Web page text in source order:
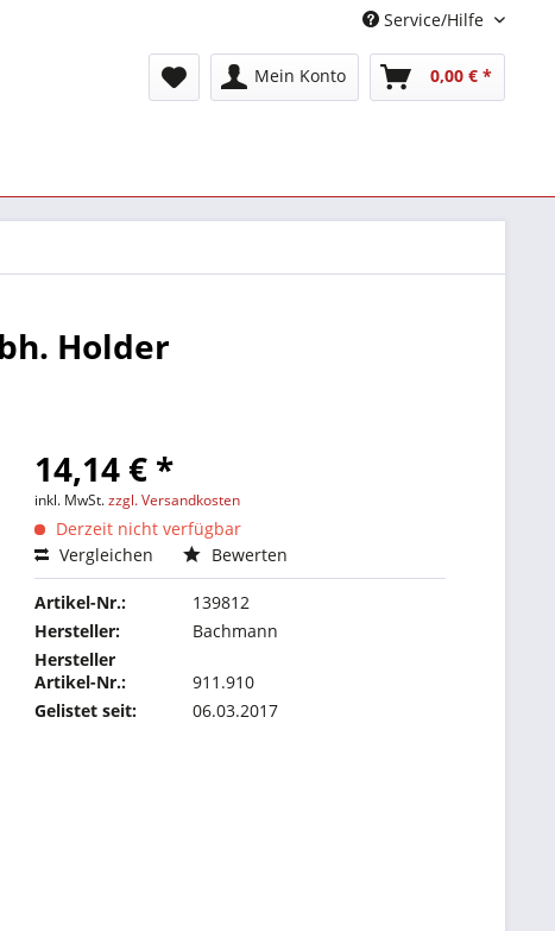
Service/Hilfe
Mein Konto 0,00 € *
Holder
14,14 € *
inkl. MwSt.zzgl. Versandkosten
Derzeit nicht verfügbar
Vergleichen
Bewerten
Artikel-Nr.:
139812
Hersteller:
Bachmann
Hersteller
Artikel-Nr.:
911.910
Gelistet seit:
06.03.2017